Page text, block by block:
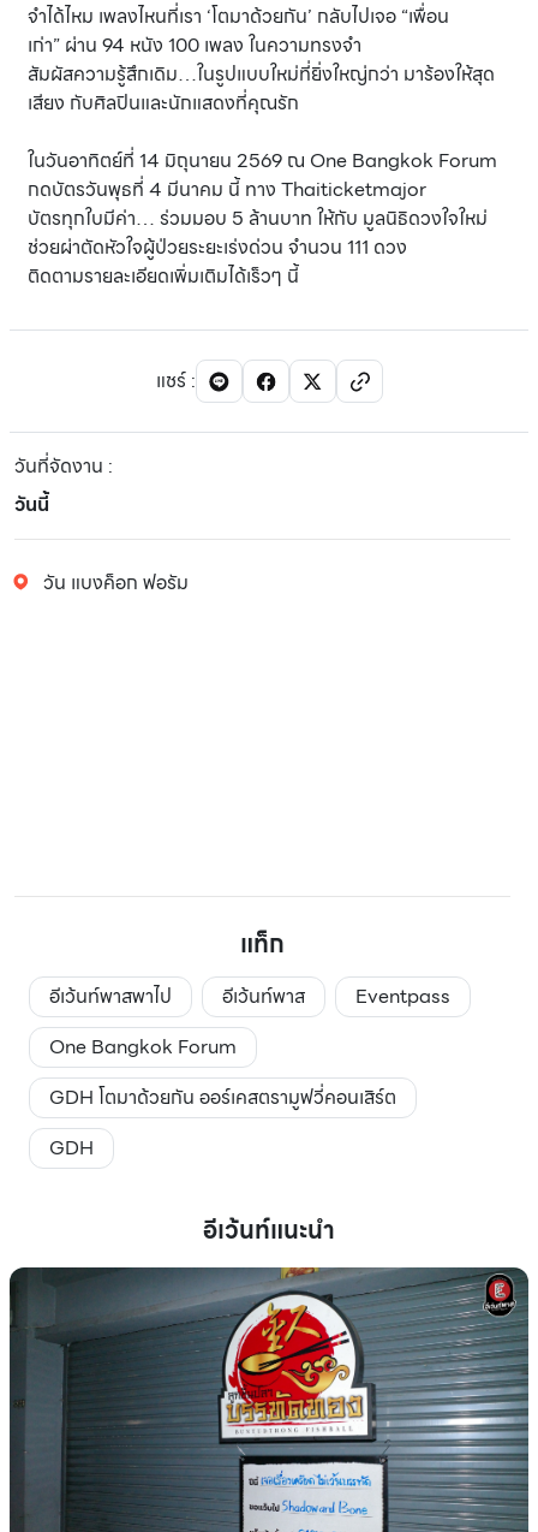
จำได้ไหม เพลงไหนที่เรา ‘โตมาด้วยกัน’ กลับไปเจอ “เพื่อน
เก่า” ผ่าน 94 หนัง 100 เพลง ในความทรงจำ
สัมผัสความรู้สึกเดิม…ในรูปแบบใหม่ที่ยิ่งใหญ่กว่า มาร้องให้สุด
เสียง กับศิลปินและนักแสดงที่คุณรัก
ในวันอาทิตย์ที่ 14 มิถุนายน 2569 ณ One Bangkok Forum
กดบัตรวันพุธที่ 4 มีนาคม นี้ ทาง Thaiticketmajor
บัตรทุกใบมีค่า… ร่วมมอบ 5 ล้านบาท ให้กับ มูลนิธิดวงใจใหม่
ช่วยผ่าตัดหัวใจผู้ป่วยระยะเร่งด่วน จำนวน 111 ดวง
ติดตามรายละเอียดเพิ่มเติมได้เร็วๆ นี้
แชร์:
วันที่จัดงาน :
วันนี้
วัน แบงค็อก ฟอรัม
แท็ก
อีเว้นท์พาสพาไป อีเว้นท์พาส
Eventpass
One Bangkok Forum
GDH โตมาด้วยกัน ออร์เคสตรามูฟวี่คอนเสิร์ต
GDH
อีเว้นท์แนะนำ